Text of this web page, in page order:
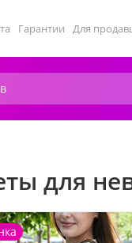
Гарантии Для
для